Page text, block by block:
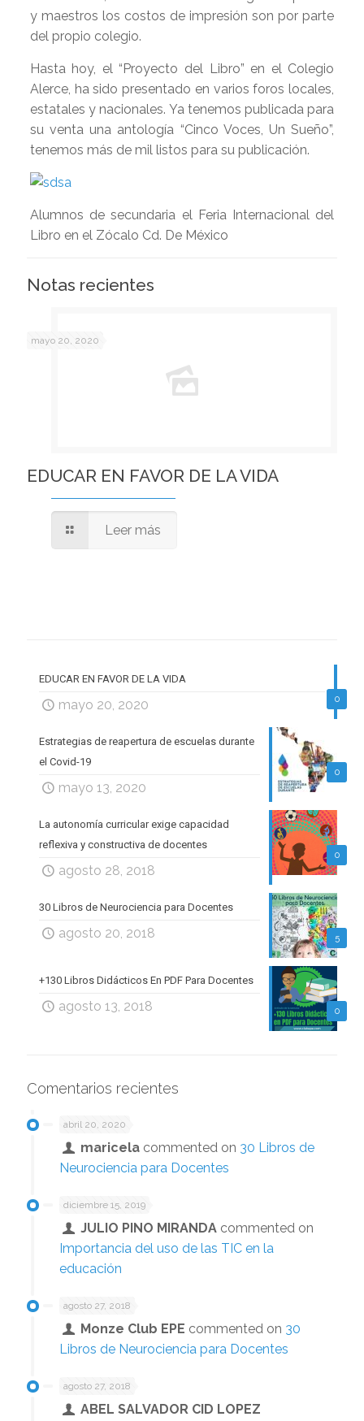
y maestros los costos de impresión son por parte
del propio colegio.
Hasta hoy, el “Proyecto del Libro” en el Colegio
Alerce, ha sido presentado en varios foros locales,
estatales y nacionales. Ya tenemos publicada para
su venta una antología “Cinco Voces, Un Sueño”,
tenemos más de mil listos para su publicación.
Alumnos de secundaria el Feria Internacional del
Libro en el Zócalo Cd. De México
Notas recientes
mayo 20, 2020
EDUCAR EN FAVOR DE LA VIDA
Leer más
0
EDUCAR EN FAVOR DE LA VIDA
mayo 20, 2020
0
Estrategias de reapertura de escuelas durante
el Covid-19
mayo 13, 2020
0
La autonomía curricular exige capacidad
reflexiva y constructiva de docentes
agosto 28, 2018
5
30 Libros de Neurociencia para Docentes
agosto 20, 2018
0
+130 Libros Didácticos En PDF Para Docentes
agosto 13, 2018
Comentarios recientes
abril 20, 2020
maricela commented on 30 Libros de
Neurociencia para Docentes
diciembre 15, 2019
JULIO PINO MIRANDA commented on
Importancia del uso de las TIC en la
educación
agosto 27, 2018
Monze Club EPE commented on 30
Libros de Neurociencia para Docentes
agosto 27, 2018
ABEL SALVADOR CID LOPEZ